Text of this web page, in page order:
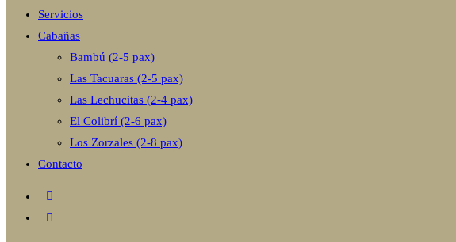
Servicios
Cabañas
Bambú (2-5 pax)
Las Tacuaras (2-5 pax)
Las Lechucitas (2-4 pax)
El Colibrí (2-6 pax)
Los Zorzales (2-8 pax)
Contacto